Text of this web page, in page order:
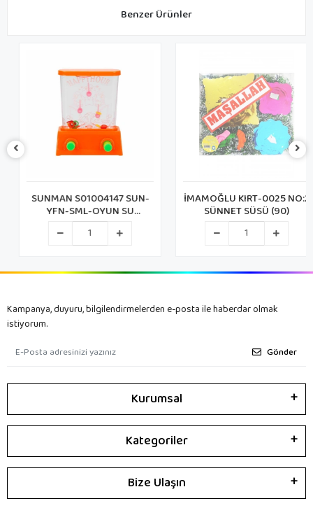
Benzer Ürünler
SUNMAN S01004147 SUN-
YFN-SML-OYUN SU
OYUNLARI 3R.16D.
İMAMOĞLU KIRT-0025 NO:2
SÜNNET SÜSÜ (90)
Kampanya, duyuru, bilgilendirmelerden e-posta ile haberdar olmak
istiyorum.
Gönder
Kurumsal
Kategoriler
Bize Ulaşın